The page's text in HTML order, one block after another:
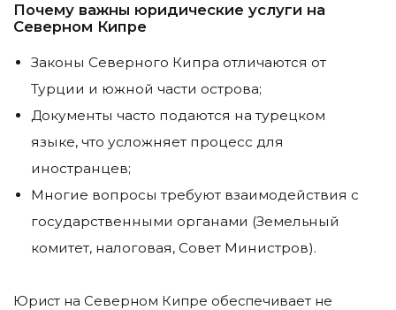
Почему важны юридические услуги на
Северном Кипре
Законы Северного Кипра отличаются от
Турции и южной части острова;
Документы часто подаются на турецком
языке, что усложняет процесс для
иностранцев;
Многие вопросы требуют взаимодействия с
государственными органами (Земельный
комитет, налоговая, Совет Министров).
Юрист на Северном Кипре обеспечивает не